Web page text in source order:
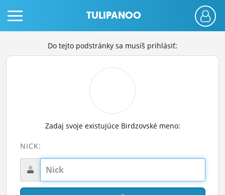
ČINŽIAK
FÓRUM
STATUSY
TULIPANOO
Do tejto podstránky sa musíš prihlásiť:
Zadaj svoje existujúce Birdzovské meno:
NICK: